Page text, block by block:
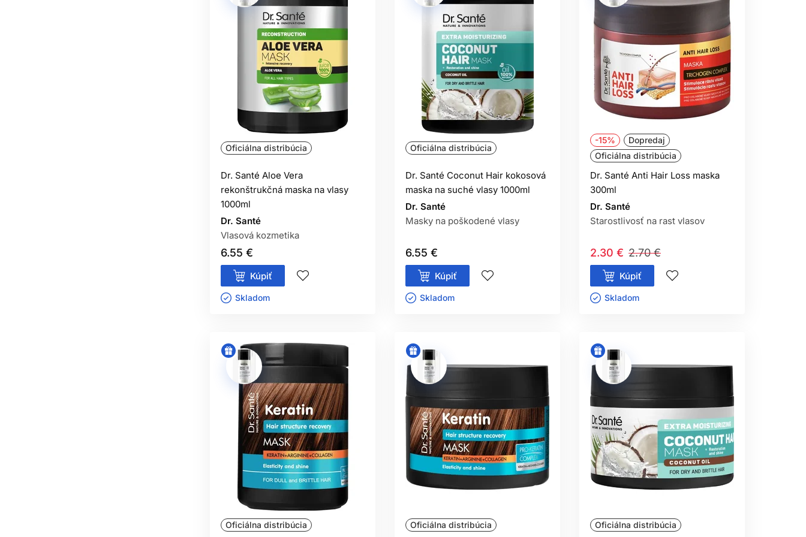
Oficiálna distribúcia
Dr. Santé Aloe Vera
rekonštrukčná maska na vlasy
1000ml
Dr. Santé
Vlasová kozmetika
6.55 €
Kúpiť
Skladom ㅤ
Oficiálna distribúcia
Dr. Santé Coconut Hair kokosová
maska na suché vlasy 1000ml
Dr. Santé
Masky na poškodené vlasy
6.55 €
Kúpiť
Skladom ㅤ
-15%
Dopredaj
Oficiálna distribúcia
Dr. Santé Anti Hair Loss maska
300ml
Dr. Santé
Starostlivosť na rast vlasov
2.70 €
2.30 €
Kúpiť
Skladom ㅤ
Oficiálna distribúcia Oficiálna distribúcia Oficiálna distribúcia